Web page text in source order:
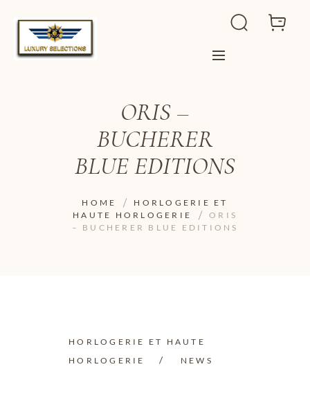
ORIS –
BUCHERER
BLUE EDITIONS
HOME
HORLOGERIE ET
HAUTE HORLOGERIE
ORIS
– BUCHERER BLUE EDITIONS
HORLOGERIE ET HAUTE
HORLOGERIE
NEWS